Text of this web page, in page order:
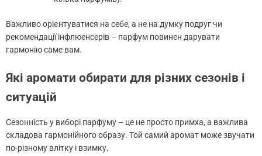
Важливо орієнтуватися на себе, а не на думку подруг чи
рекомендації інфлюенсерів – парфум повинен дарувати
гармонію саме вам.
Які аромати обирати для різних сезонів і
ситуацій
Сезонність у виборі парфуму – це не просто примха, а важлива
складова гармонійного образу. Той самий аромат може звучати
по-різному влітку і взимку.